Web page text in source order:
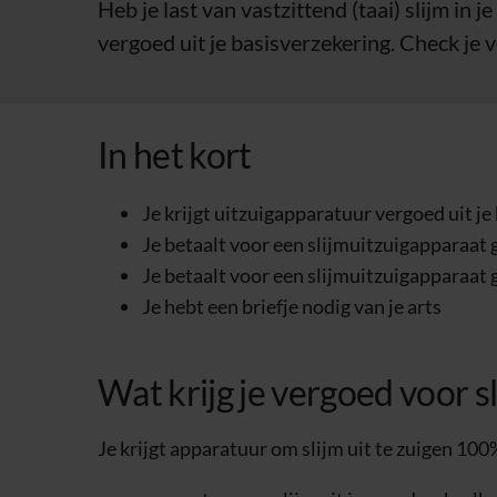
Heb je last van vastzittend (taai) slijm in
vergoed uit je basisverzekering. Check je
In het kort
Je krijgt uitzuigapparatuur vergoed uit je
Je betaalt voor een slijmuitzuigapparaat
Je betaalt voor een slijmuitzuigapparaat
Je hebt een briefje nodig van je arts
Wat krijg je vergoed voor
Je krijgt apparatuur om slijm uit te zuigen